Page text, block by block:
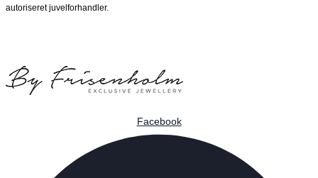
autoriseret juvelforhandler.
Facebook